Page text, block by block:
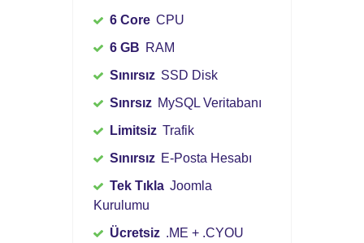
6 Core CPU
6 GB RAM
Sınırsız SSD Disk
Sınrsız MySQL Veritabanı
Limitsiz Trafik
Sınırsız E-Posta Hesabı
Tek Tıkla Joomla
Kurulumu
Ücretsiz .ME + .CYOU